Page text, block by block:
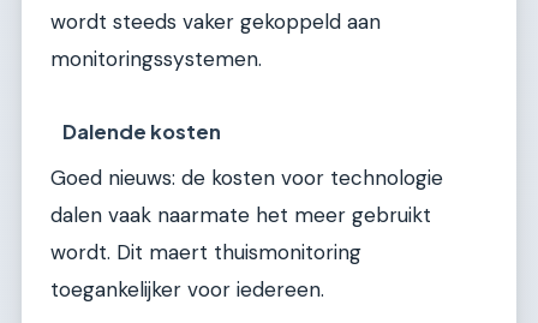
wordt steeds vaker gekoppeld aan
monitoringssystemen.
Dalende kosten
Goed nieuws: de kosten voor technologie
dalen vaak naarmate het meer gebruikt
wordt. Dit maert thuismonitoring
toegankelijker voor iedereen.